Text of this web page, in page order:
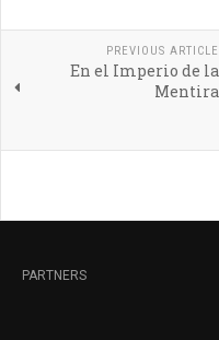
PREVIOUS ARTICLE
En el Imperio de la
Mentira
PARTNERS